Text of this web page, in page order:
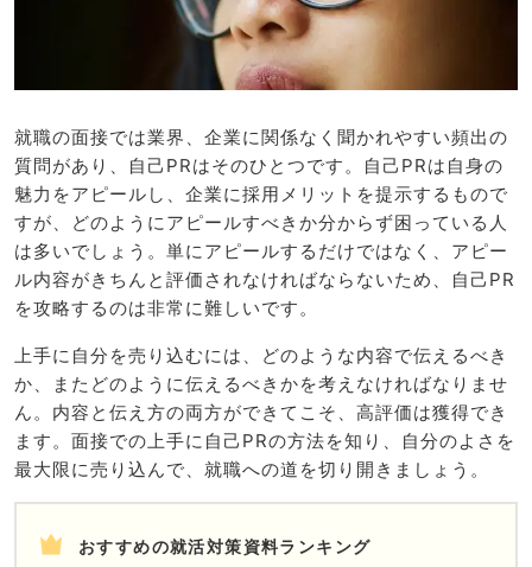
就職の面接では業界、企業に関係なく聞かれやすい頻出の
質問があり、自己PRはそのひとつです。自己PRは自身の
魅力をアピールし、企業に採用メリットを提示するもので
すが、どのようにアピールすべきか分からず困っている人
は多いでしょう。単にアピールするだけではなく、アピー
ル内容がきちんと評価されなければならないため、自己PR
を攻略するのは非常に難しいです。
上手に自分を売り込むには、どのような内容で伝えるべき
か、またどのように伝えるべきかを考えなければなりませ
ん。内容と伝え方の両方ができてこそ、高評価は獲得でき
ます。面接での上手に自己PRの方法を知り、自分のよさを
最大限に売り込んで、就職への道を切り開きましょう。
おすすめの就活対策資料ランキング